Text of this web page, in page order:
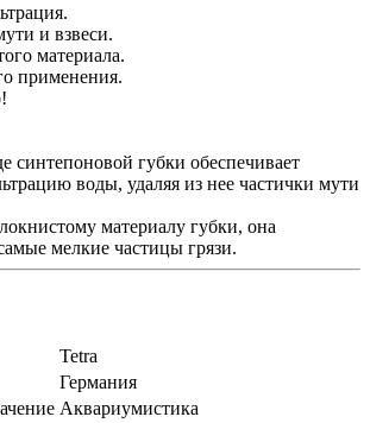
и взвеси.
материала.
применения.
синтепоновой губки обеспечивает
воды, удаляя из нее частички мути
материалу губки, она
мелкие частицы грязи.
Tetra
Германия
Аквариумистика